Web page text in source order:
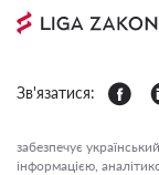
Зв'язатися:
забезпечує
інформацією,